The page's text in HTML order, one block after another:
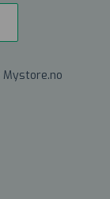
Mystore.no